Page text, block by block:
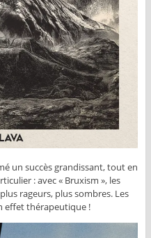
un succès grandissant, tout en
: avec « Bruxism », les
rageurs, plus sombres. Les
effet thérapeutique !